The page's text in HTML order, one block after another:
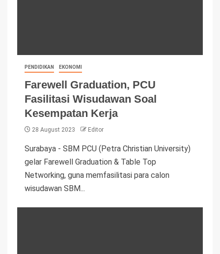
PENDIDIKAN EKONOMI
Farewell Graduation, PCU
Fasilitasi Wisudawan Soal
Kesempatan Kerja
28 August 2023 Editor
Surabaya - SBM PCU (Petra Christian University)
gelar Farewell Graduation & Table Top
Networking, guna memfasilitasi para calon
wisudawan SBM...